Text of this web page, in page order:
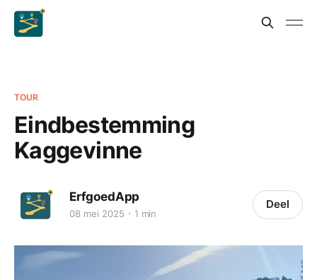
TOUR
Eindbestemming
Kaggevinne
ErfgoedApp
08 mei 2025 1 min
Deel